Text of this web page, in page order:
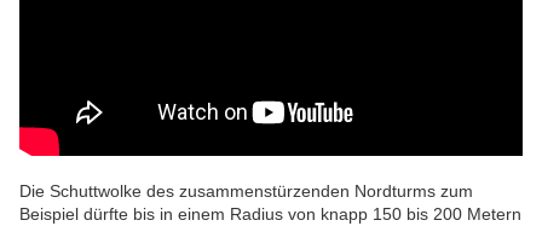
Die Schuttwolke des zusammenstürzenden Nordturms zum
Beispiel dürfte bis in einem Radius von knapp 150 bis 200 Metern